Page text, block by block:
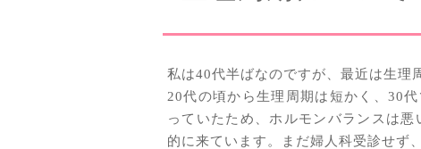
私は40代半ばなのですが、最近は生理
20代の頃から生理周期は短かく、30
っていたため、ホルモンバランスは
的に来ています。まだ婦人科受診せず